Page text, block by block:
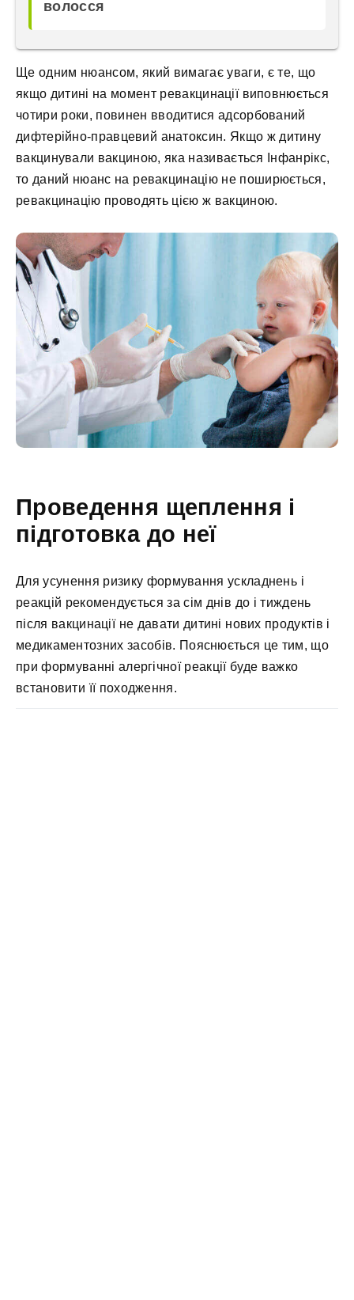
волосся
Ще одним нюансом, який вимагає уваги, є те, що
якщо дитині на момент ревакцинації виповнюється
чотири роки, повинен вводитися адсорбований
дифтерійно-правцевий анатоксин. Якщо ж дитину
вакцинували вакциною, яка називається Інфанрікс,
то даний нюанс на ревакцинацію не поширюється,
ревакцинацію проводять цією ж вакциною.
Проведення щеплення і
підготовка до неї
Для усунення ризику формування ускладнень і
реакцій рекомендується за сім днів до і тиждень
після вакцинації не давати дитині нових продуктів і
медикаментозних засобів. Пояснюється це тим, що
при формуванні алергічної реакції буде важко
встановити її походження.